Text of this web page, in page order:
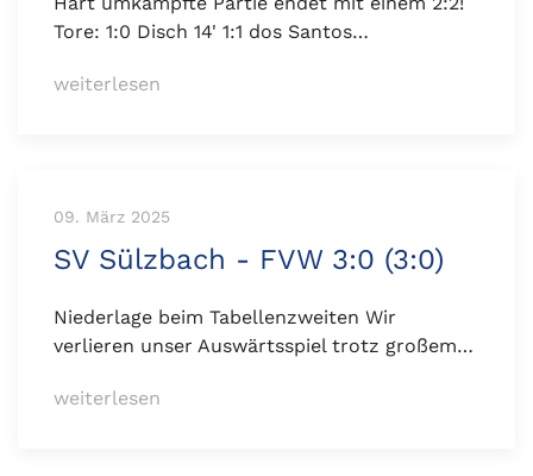
Tore: 1:0 Disch 14' 1:1 dos Santos…
weiterlesen
09. März 2025
SV Sülzbach - FVW 3:0 (3:0)
Niederlage beim Tabellenzweiten Wir
verlieren unser Auswärtsspiel trotz großem…
weiterlesen